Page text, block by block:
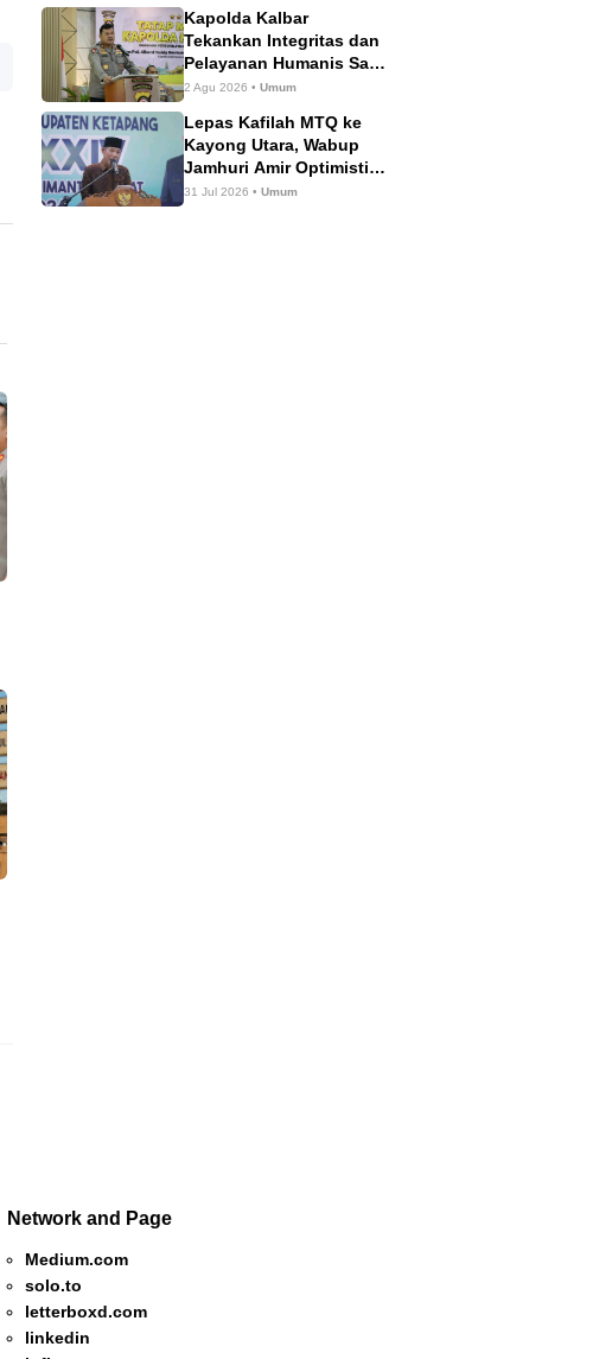
Kapolda Kalbar
Tekankan Integritas dan
Pelayanan Humanis Saat
Tatap Muka dengan
Ketapang
2 Agu 2026 •Umum
Lepas Kafilah MTQ ke
Kayong Utara, Wabup
Jamhuri Amir Optimistis
Ketapang Raih Prestasi
31 Jul 2026 •Umum
Network and Page
Medium.com
solo.to
letterboxd.com
linkedin